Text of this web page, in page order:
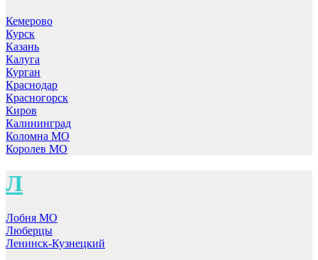
Кемерово
Курск
Казань
Калуга
Курган
Краснодар
Красногорск
Киров
Калининград
Коломна МО
Королев МО
Л
Лобня МО
Люберцы
Ленинск-Кузнецкий